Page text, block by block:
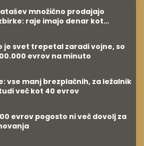
množično prodajajo
raje imajo denar kot
je svet trepetal zaradi vojne, so
evrov na minuto
vse manj brezplačnih, za ležalnik
več kot 40 evrov
evrov pogosto ni več dovolj za